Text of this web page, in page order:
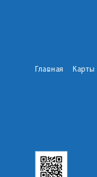
Главная Карты